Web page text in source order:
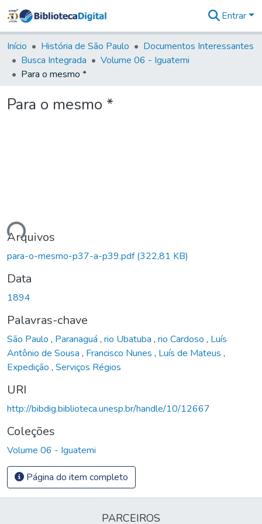
&
Coleções
Tudo na
Entrar
Início História de São Paulo
Documentos Interessantes
Busca Integrada
Volume 06 - Iguatemi
Para o mesmo *
Para o mesmo *
Arquivos
para-o-mesmo-p37-a-p39.pdf(322,81 KB)
Data
1894
Palavras-chave
São Paulo , Paranaguá , rio Ubatuba , rio Cardoso , Luís
Antônio de Sousa , Francisco Nunes , Luís de Mateus ,
Expedição , Serviços Régios
URI
http://bibdig.biblioteca.unesp.br/handle/10/12667
Coleções
Volume 06 - Iguatemi
Página do item completo
PARCEIROS